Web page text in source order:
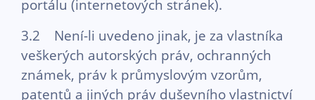
portálu (internetových stránek).
3.2 Není-li uvedeno jinak, je za vlastníka
veškerých autorských práv, ochranných
známek, práv k průmyslovým vzorům,
patentů a jiných práv duševního vlastnictví